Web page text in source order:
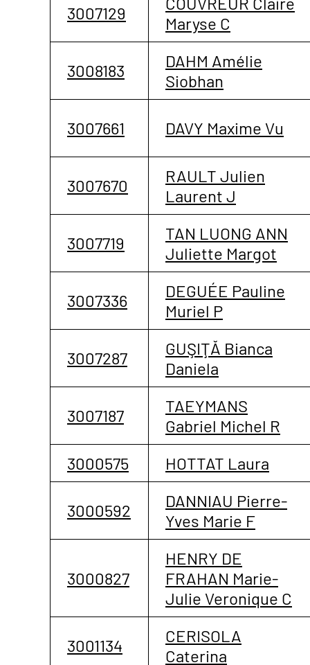
3007129
Maryse C
3008183
DAHM Amélie
Siobhan
3007661 DAVY Maxime Vu
3007670
RAULT Julien
Laurent J
3007719
TAN LUONG ANN
Juliette Margot
3007336
DEGUÉE Pauline
Muriel P
3007287
GUŞIŢĂ Bianca
Daniela
3007187
TAEYMANS
Gabriel Michel R
3000575
HOTTAT Laura
3000592
DANNIAU Pierre-
Yves Marie F
3000827
HENRY DE
FRAHAN Marie-
Julie Veronique C
3001134
CERISOLA
Caterina